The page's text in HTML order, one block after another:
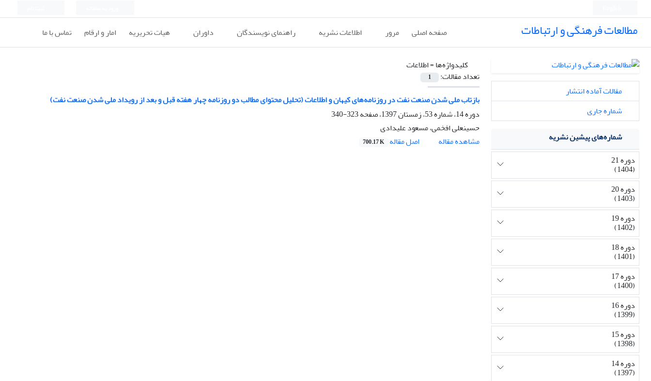
مطالعات فرهنگی و ارتباطات صفحه اصلی مرور اطلاعات نشریه راهنمای نویسندگان داوران هیات تحریریه امار و ارقام تماس با ما
کلیدواژه‌ها =اطلاعات
تعداد مقالات:
1
بازتاب ملی شدن صنعت نفت در روزنامه‌های کیهان و اطلاعات (تحلیل محتوای مطالب دو روزنامه چهار هفته قبل و بعد از رویداد ملی شدن صنعت نفت)
دوره 14، شماره 53، زمستان 1397، صفحه
323-340
حسینعلی افخمی، مسعود علیدادی
مشاهده مقاله
اصل مقاله 700.17 K
مقالات آماده انتشار
شماره جاری
شماره‌های پیشین نشریه
دوره 21
(1404)
دوره 20
(1403)
دوره 19
(1402)
دوره 18
(1401)
دوره 17
(1400)
دوره 16
(1399)
دوره 15
(1398)
دوره 14
(1397)